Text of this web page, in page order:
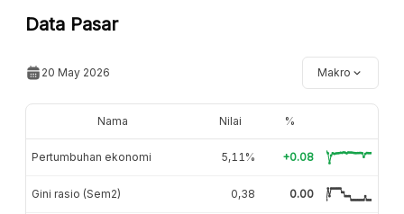
Data Pasar
20 May 2026 Makro
Nama Nilai %
Pertumbuhan ekonomi 5,11% +0.08
Gini rasio (Sem2) 0,38 0.00